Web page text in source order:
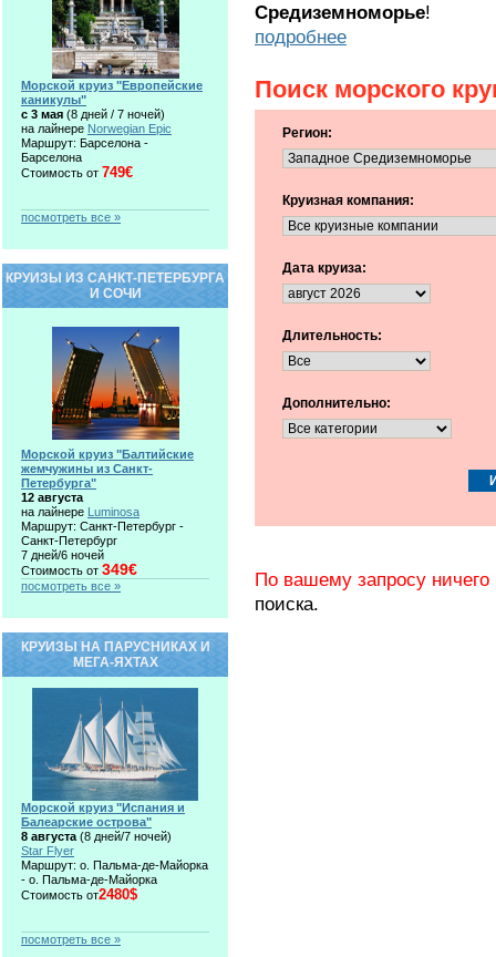
Средиземноморье!
подробнее
Поиск морского
Регион:
Круизная компания:
Дата круиза:
Длительность:
Дополнительно:
По вашему запросу ничего
поиска.
Морской круиз "Европейские
каникулы"
c 3 мая (8 дней / 7 ночей)
на лайнере Norwegian Epic
Маршрут: Барселона -
Барселона
Стоимость от 749€
посмотреть все »
КРУИЗЫ ИЗ САНКТ-ПЕТЕРБУРГА
И СОЧИ
Морской круиз "Балтийские
жемчужины из Санкт-
Петербурга"
12 августа
на лайнере Luminosa
Маршрут: Санкт-Петербург -
Санкт-Петербург
7 дней/6 ночей
Стоимость от 349€
посмотреть все »
КРУИЗЫ НА ПАРУСНИКАХ И
МЕГА-ЯХТАХ
Морской круиз "Испания и
Балеарские острова"
8 августа (8 дней/7 ночей)
Star Flyer
Маршрут: о. Пальма-де-Майорка
- о. Пальма-де-Майорка
Стоимость от2480$
посмотреть все »